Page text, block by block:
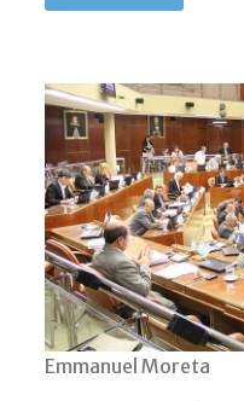
Emmanuel Moreta